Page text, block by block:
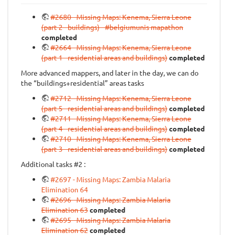
#2680 - Missing Maps: Kenema, Sierra Leone
(part 2 - buildings) - #belgiumunis mapathon
completed
#2664 - Missing Maps: Kenema, Sierra Leone
(part 1 - residential areas and buildings)completed
More advanced mappers, and later in the day, we can do
the “buildings+residential” areas tasks
#2712 - Missing Maps: Kenema, Sierra Leone
(part 5 - residential areas and buildings)completed
#2711 - Missing Maps: Kenema, Sierra Leone
(part 4 - residential areas and buildings)completed
#2710 - Missing Maps: Kenema, Sierra Leone
(part 3 - residential areas and buildings)completed
Additional tasks #2 :
#2697 - Missing Maps: Zambia Malaria
Elimination 64
#2696 - Missing Maps: Zambia Malaria
Elimination 63completed
#2695 - Missing Maps: Zambia Malaria
Elimination 62completed